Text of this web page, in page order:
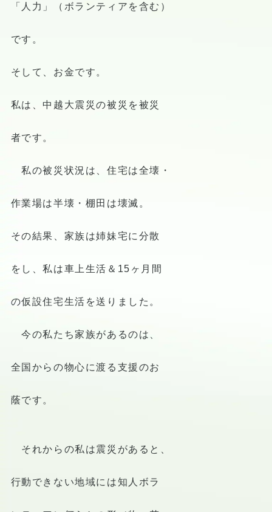
「人力」（ボランティアを含む）
です。
そして、お金です。
私は、中越大震災の被災を被災
者です。
私の被災状況は、住宅は全壊・
作業場は半壊・棚田は壊滅。
その結果、家族は姉妹宅に分散
をし、私は車上生活＆15ヶ月間
の仮設住宅生活を送りました。
今の私たち家族があるのは、
全国からの物心に渡る支援のお
蔭です。
それからの私は震災があると、
行動できない地域には知人ボラ